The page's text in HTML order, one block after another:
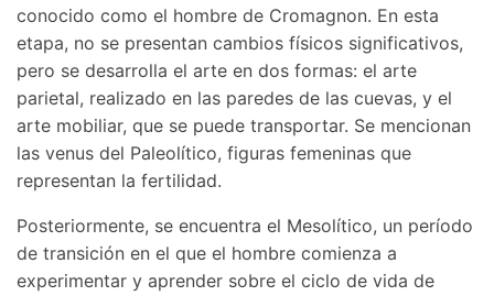
conocido como el hombre de Cromagnon. En esta
etapa, no se presentan cambios físicos significativos,
pero se desarrolla el arte en dos formas: el arte
parietal, realizado en las paredes de las cuevas, y el
arte mobiliar, que se puede transportar. Se mencionan
las venus del Paleolítico, figuras femeninas que
representan la fertilidad.
Posteriormente, se encuentra el Mesolítico, un período
de transición en el que el hombre comienza a
experimentar y aprender sobre el ciclo de vida de